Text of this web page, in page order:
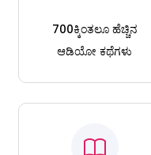
700ಕ್ಕಿಂತಲೂ ಹೆಚ್ಚಿನ
ಆಡಿಯೋ ಕಥೆಗಳು